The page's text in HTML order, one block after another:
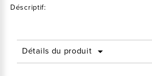
Déscriptif:
Détails du produit 